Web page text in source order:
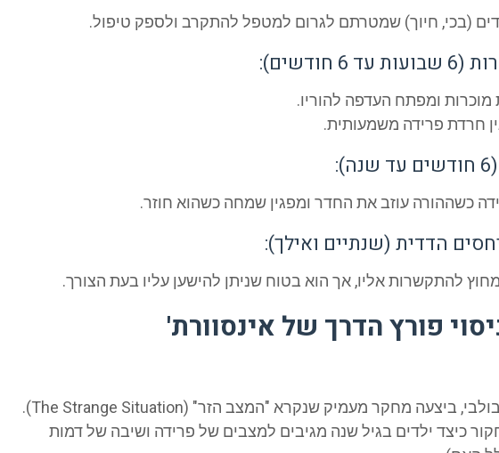
(בכי, חיוך) שמטרתם לגרום למטפל להתקרב ולספק טיפול.
מוכרות ומפתח העדפה להוריו.
חרדת פרידה משמעותית.
כשההורה עוזב את החדר ומפגין שמחה כשהוא חוזר.
הדדית (שנתיים ואילך):
להתקשרות אליו, אך הוא בטוח שניתן להישען עליו בעת הצורך.
פורץ הדרך של אינסוורת'
מרי אינסוורת', שעבדה לצד בולבי, ביצעה מחקר מעמיק שנקרא "המצב הזר" (The Strange Situation).
כיצד ילדים בגיל שנה מגיבים למצבים של פרידה ושיבה של דמות